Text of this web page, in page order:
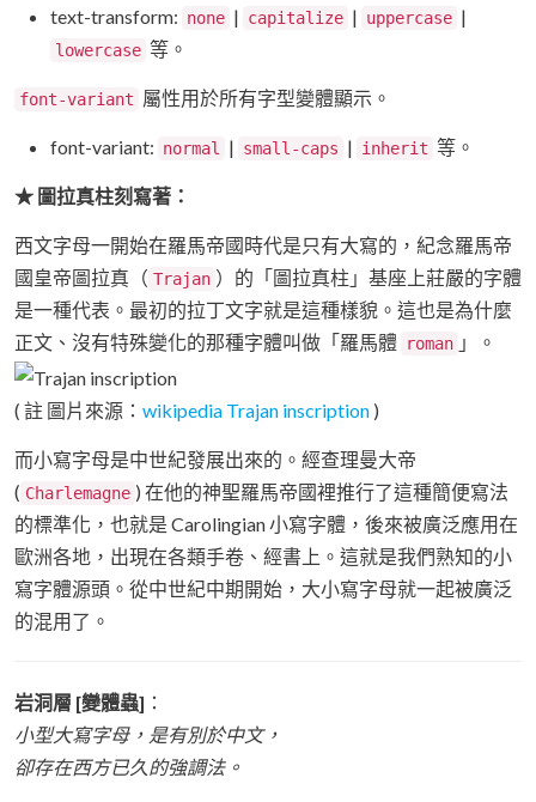
text-transform: none | capitalize | uppercase |
lowercase 等。
font-variant 屬性用於所有字型變體顯示。
font-variant: normal | small-caps | inherit 等。
★ 圖拉真柱刻寫著：
西文字母一開始在羅馬帝國時代是只有大寫的，紀念羅馬帝
國皇帝圖拉真（ Trajan ）的「圖拉真柱」基座上莊嚴的字體
是一種代表。最初的拉丁文字就是這種樣貌。這也是為什麼
正文、沒有特殊變化的那種字體叫做「羅馬體
roman 」。
( 註 圖片來源： wikipedia Trajan inscription )
而小寫字母是中世紀發展出來的。經查理曼大帝
( Charlemagne ) 在他的神聖羅馬帝國裡推行了這種簡便寫法
的標準化，也就是 Carolingian 小寫字體，後來被廣泛應用在
歐洲各地，出現在各類手卷、經書上。這就是我們熟知的小
寫字體源頭。從中世紀中期開始，大小寫字母就一起被廣泛
的混用了。
岩洞層 [變體蟲] ：
小型大寫字母，是有別於中文，
卻存在西方已久的強調法。